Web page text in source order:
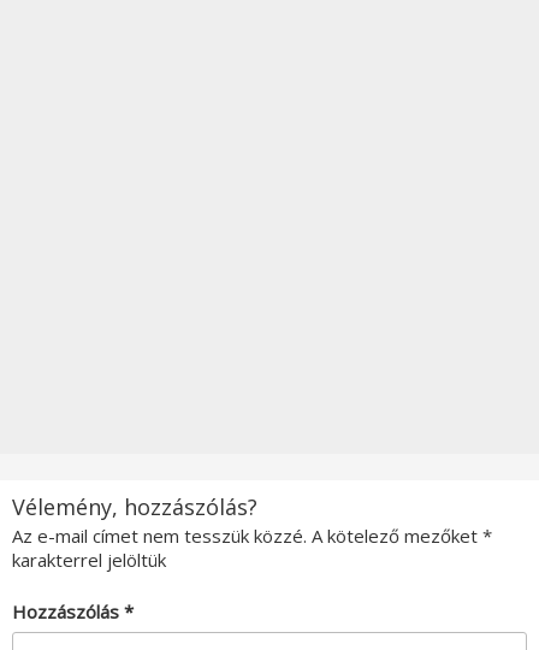
Vélemény, hozzászólás?
Az e-mail címet nem tesszük közzé. A kötelező mezőket *
karakterrel jelöltük
Hozzászólás *